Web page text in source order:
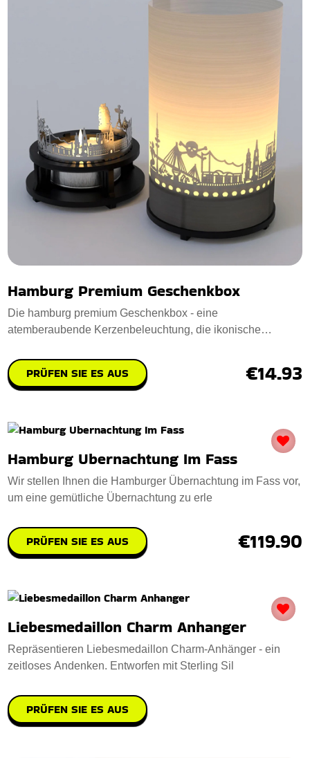
Hamburg Premium Geschenkbox
Die hamburg premium Geschenkbox - eine
atemberaubende Kerzenbeleuchtung, die ikonische
PRÜFEN SIE ES AUS €14.93
Hamburg Ubernachtung Im Fass
Wir stellen Ihnen die Hamburger Übernachtung im Fass vor,
um eine gemütliche Übernachtung zu erle
PRÜFEN SIE ES AUS €119.90
Liebesmedaillon Charm Anhanger
Repräsentieren Liebesmedaillon Charm-Anhänger - ein
zeitloses Andenken. Entworfen mit Sterling Sil
PRÜFEN SIE ES AUS